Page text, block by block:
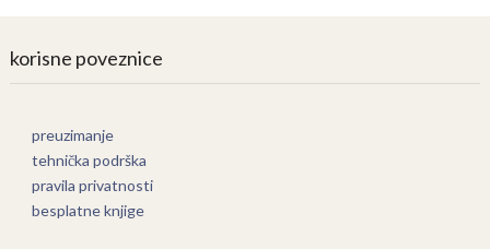
korisne poveznice
preuzimanje
tehnička podrška
pravila privatnosti
besplatne knjige